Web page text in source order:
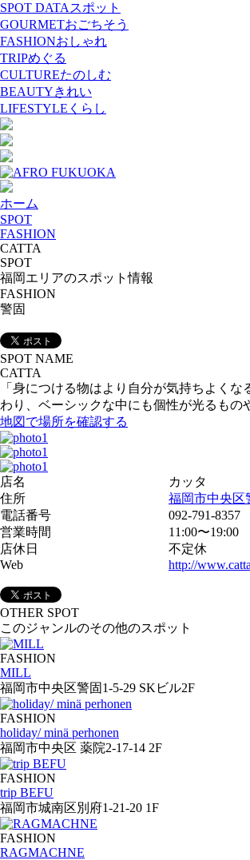
SPOT DATA スポット
GOURMETおごちそう
FASHIONおしゃれ
TRIPめぐる
CULTUREたのしむ
BEAUTYきれい
LIFESTYLE くらし
ホーム
SPOT
FASHION
CATTA
SPOT
福岡エリアのスポット情報
FASHION
警固
SPOT NAME
CATTA
「身につける物はより自分が気持ちよく
わり、ベーシックな中にも個性が光るもの
地図で場所を確認する
店名
カッタ
住所
福岡市中央区
電話番号
092-791-8357
営業時間
11:00〜19:00
店休日
不定休
Web
http://
OTHER SPOT
このジャンルのその他のスポット
FASHION
MILL
福岡市中央区警固1-5-29 SKビル2F
FASHION
holiday/ minä perhonen
福岡市中央区 薬院2-17-14 2F
FASHION
trip BEFU
福岡市城南区別府1-21-20 1F
FASHION
RAGMACHNE